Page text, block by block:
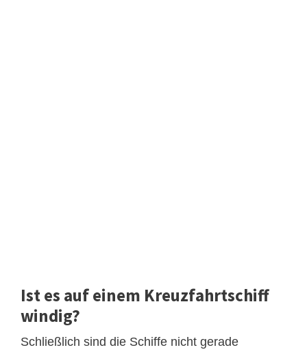
Ist es auf einem Kreuzfahrtschiff
windig?
Schließlich sind die Schiffe nicht gerade